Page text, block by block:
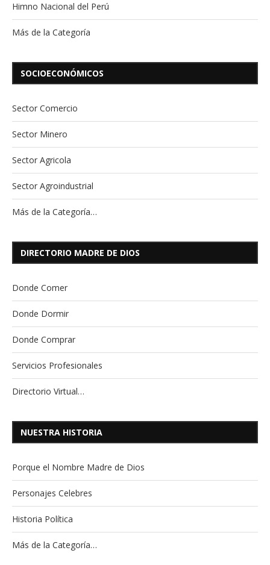
Himno Nacional del Perú
Más de la Categoría
SOCIOECONÓMICOS
Sector Comercio
Sector Minero
Sector Agricola
Sector Agroindustrial
Más de la Categoría…
DIRECTORIO MADRE DE DIOS
Donde Comer
Donde Dormir
Donde Comprar
Servicios Profesionales
Directorio Virtual…
NUESTRA HISTORIA
Porque el Nombre Madre de Dios
Personajes Celebres
Historia Política
Más de la Categoría…